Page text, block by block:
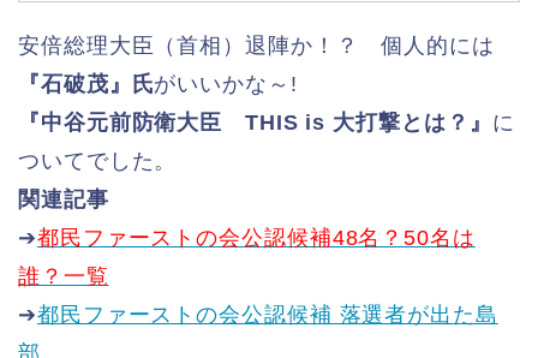
安倍総理大臣（首相）退陣か！？ 個人的には
『石破茂』氏がいいかな～!
『中谷元前防衛大臣 THIS is 大打撃とは？』 に
ついてでした。
関連記事
➔都民ファーストの会公認候補48名？50名は
誰？一覧
➔都民ファーストの会公認候補 落選者が出た島
部